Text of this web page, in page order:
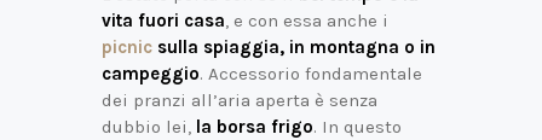
vita fuori casa, e con essa anche i
picnic sulla spiaggia, in montagna o in
campeggio. Accessorio fondamentale
dei pranzi all’aria aperta è senza
dubbio lei, la borsa frigo. In questo